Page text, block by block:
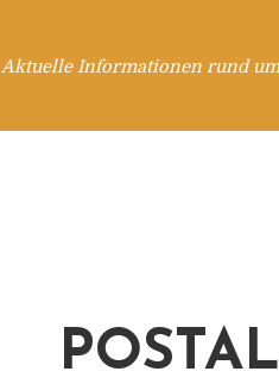
Aktuelle Informationen rund